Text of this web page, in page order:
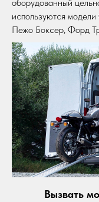
оборудованный
используются
Пежо Боксер, Форд
Вызвать